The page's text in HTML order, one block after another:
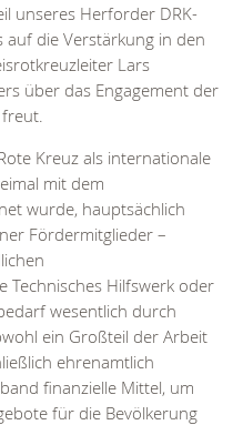
unseres Herforder DRK-
auf die Verstärkung in den
Lars
über das Engagement der
Kreuz als internationale
mit dem
wurde, hauptsächlich
Fördermitglieder –
Technisches Hilfswerk oder
wesentlich durch
ein Großteil der Arbeit
ehrenamtlich
finanzielle Mittel, um
für die Bevölkerung